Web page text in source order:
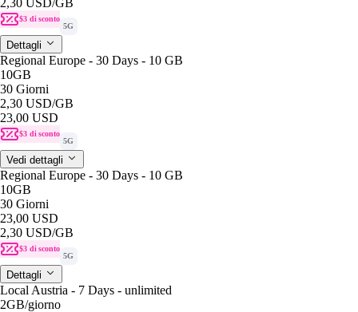
$3 di sconto
5G
Dettagli
Regional Europe - 30 Days - 10 GB
10GB
30 Giorni
2,30 USD/GB
23,00 USD
$3 di sconto
5G
Vedi dettagli
Regional Europe - 30 Days - 10 GB
10GB
30 Giorni
23,00 USD
2,30 USD/GB
$3 di sconto
5G
Dettagli
Local Austria - 7 Days - unlimited
2GB/giorno